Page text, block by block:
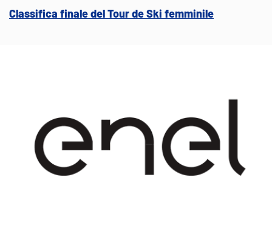
Classifica finale del Tour de Ski femminile